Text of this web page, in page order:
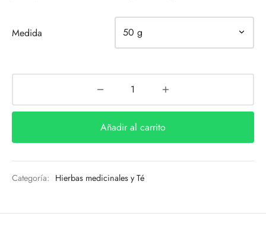
Medida
Añadir al carrito
Categoría: Hierbas medicinales y Té